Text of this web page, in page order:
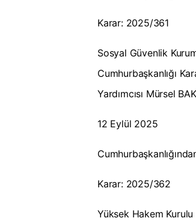
Karar: 2025/361
Sosyal Güvenlik
Cumhurbaşkanlığı
Yardımcısı Mürsel
12 Eylül 2025
Karar: 2025/362
Yüksek Hakem